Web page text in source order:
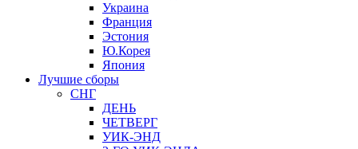
Украина
Франция
Эстония
Ю.Корея
Япония
Лучшие сборы
СНГ
ДЕНЬ
ЧЕТВЕРГ
УИК-ЭНД